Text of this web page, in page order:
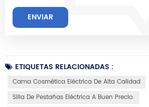
ETIQUETAS RELACIONADAS :
Cama Cosmética Eléctrica De Alta Calidad
Silla De Pestañas Eléctrica A Buen Precio.